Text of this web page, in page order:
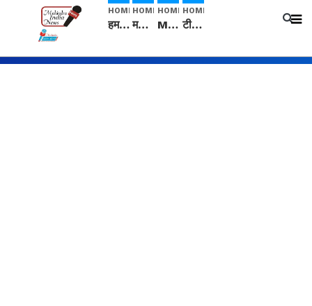
HOME
हम सनातनी..." सांसद kangana Ranaut से क्या बोली लड़की? Viral Jantar-Mantar | CJP protest
HOME
मनीषा हत्याकांड: हत्या, आत्महत्या या कोई बड़ा राज? | Full Story | Josh Haryana
HOME
Mangalsutra: हिंदू धर्म में शादी के बाद मंगलसूत्र क्यों पहनती है महिलाएं, किसने शुरु की ये परंपरा
HOME
टीम बीकेई ने एग्रीकल्चर ग्रेड की यूरिया खाद गट्टों में बदलकर टेक्निकल ग्रेड में बेचने वालों पर करवाई कार्रवाई: लखविंदर सिंह औलख